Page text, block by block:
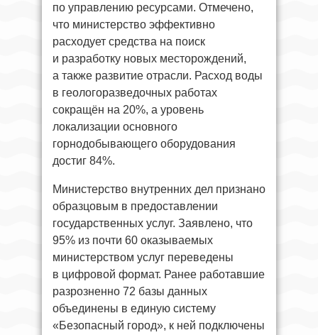
по управлению ресурсами. Отмечено,
что министерство эффективно
расходует средства на поиск
и разработку новых месторождений,
а также развитие отрасли. Расход воды
в геологоразведочных работах
сокращён на 20%, а уровень
локализации основного
горнодобывающего оборудования
достиг 84%.
Министерство внутренних дел признано
образцовым в предоставлении
государственных услуг. Заявлено, что
95% из почти 60 оказываемых
министерством услуг переведены
в цифровой формат. Ранее работавшие
разрозненно 72 базы данных
объединены в единую систему
«Безопасный город», к ней подключены